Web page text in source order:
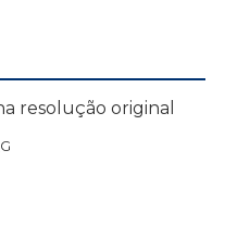
resolução original